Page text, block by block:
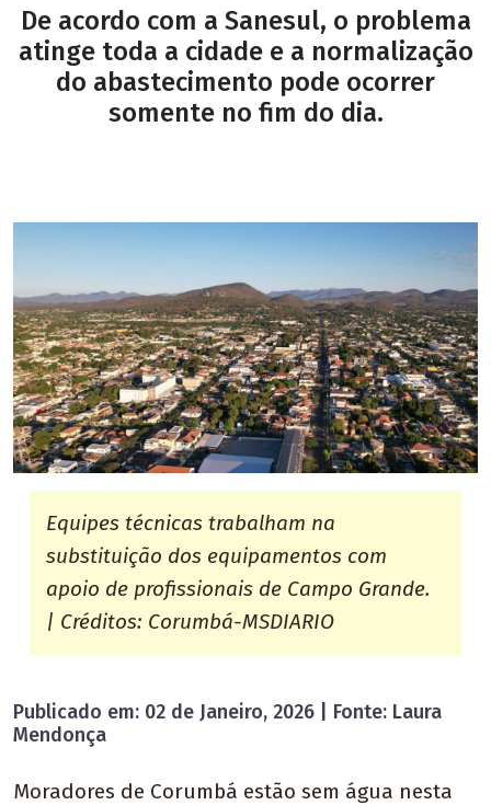
De acordo com a Sanesul, o problema
atinge toda a cidade e a normalização
do abastecimento pode ocorrer
somente no fim do dia.
Equipes técnicas trabalham na
substituição dos equipamentos com
apoio de profissionais de Campo Grande.
| Créditos: Corumbá-MSDIARIO
Publicado em: 02 de Janeiro, 2026 | Fonte: Laura
Mendonça
Moradores de Corumbá estão sem água nesta